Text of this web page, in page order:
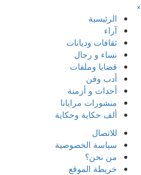
×
الرئيسية
آراء
ثقافات وديانات
نساء و رجال
قضايا وملفات
أدب وفن
أحداث و أزمنة
منشورات مرايانا
ألف حكاية وحكاية
للاتصال
سياسة الخصوصية
من نحن؟
خريطة الموقع